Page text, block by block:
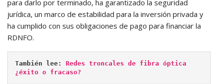
para darlo por terminado, ha garantizado la seguridad
jurídica, un marco de estabilidad para la inversión privada y
ha cumplido con sus obligaciones de pago para financiar la
RDNFO.
También lee: Redes troncales de fibra óptica
¿éxito o fracaso?